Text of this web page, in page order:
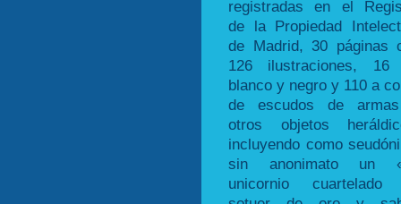
registradas en el
de la Propiedad
de Madrid, 30 páginas
126 ilustraciones, 16
blanco y negro y 110 a
de escudos de
otros objetos
incluyendo como
sin anonimato un
unicornio cuartelado